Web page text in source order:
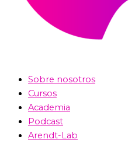
Sobre nosotros
Cursos
Academia
Podcast
Arendt-Lab